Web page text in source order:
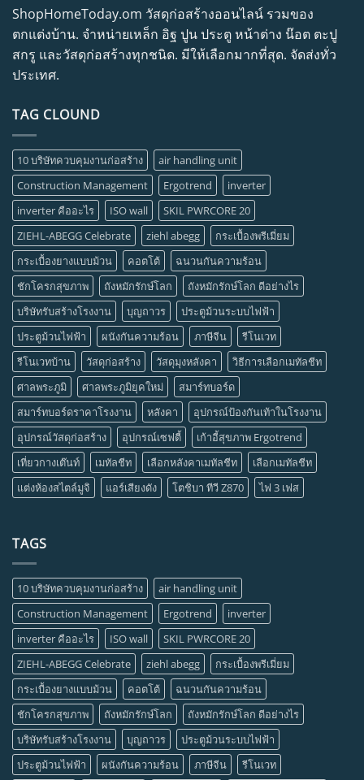
ShopHomeToday.om วัสดุก่อสร้างออนไลน์ รวมของ
ตกแต่งบ้าน. จำหน่ายเหล็ก อิฐ ปูน ประตู หน้าต่าง น๊อต ตะปู
สกรู และวัสดุก่อสร้างทุกชนิด. มีให้เลือกมากที่สุด. จัดส่งทั่ว
ประเทศ.
TAG CLOUND
10 บริษัทควบคุมงานก่อสร้าง
air handling unit
Construction Management
Ergotrend
inverter
inverter คืออะไร
ISO wall
SKIL PWRCORE 20
ZIEHL-ABEGG Celebrate
ziehl abegg
กระเบื้องพรีเมี่ยม
กระเบื้องยางแบบม้วน
คอตโต้
ฉนวนกันความร้อน
ชักโครกสุขภาพ
ถังหมักรักษ์โลก
ถังหมักรักษ์โลก ดีอย่างไร
บริษัทรับสร้างโรงงาน
บุญถาวร
ประตูม้วนระบบไฟฟ้า
ประตูม้วนไฟฟ้า
ผนังกันความร้อน ภาษีจีน
รีโนเวท
รีโนเวทบ้าน
วัสดุก่อสร้าง วัสดุมุงหลังคา
วิธีการเลือกเมทัลชีท
ศาลพระภูมิ
ศาลพระภูมิยุคใหม่
สมาร์ทบอร์ด
สมาร์ทบอร์ดราคาโรงงาน
หลังคา
อุปกรณ์ป้องกันเท้าในโรงงาน
อุปกรณ์วัสดุก่อสร้าง
อุปกรณ์เซฟตี้
เก้าอี้สุขภาพ Ergotrend
เที่ยวกางเต๊นท์
เมทัลชีท เลือกหลังคาเมทัลชีท
เลือกเมทัลชีท
แต่งห้องสไตล์มูจิ
แอร์เสียงดัง โตชิบา ทีวี Z870 ไฟ 3 เฟส
TAGS
10 บริษัทควบคุมงานก่อสร้าง
air handling unit
Construction Management
Ergotrend
inverter
inverter คืออะไร
ISO wall
SKIL PWRCORE 20
ZIEHL-ABEGG Celebrate
ziehl abegg
กระเบื้องพรีเมี่ยม
กระเบื้องยางแบบม้วน
คอตโต้
ฉนวนกันความร้อน
ชักโครกสุขภาพ
ถังหมักรักษ์โลก
ถังหมักรักษ์โลก ดีอย่างไร
บริษัทรับสร้างโรงงาน
บุญถาวร
ประตูม้วนระบบไฟฟ้า
ประตูม้วนไฟฟ้า
ผนังกันความร้อน ภาษีจีน รีโนเวท